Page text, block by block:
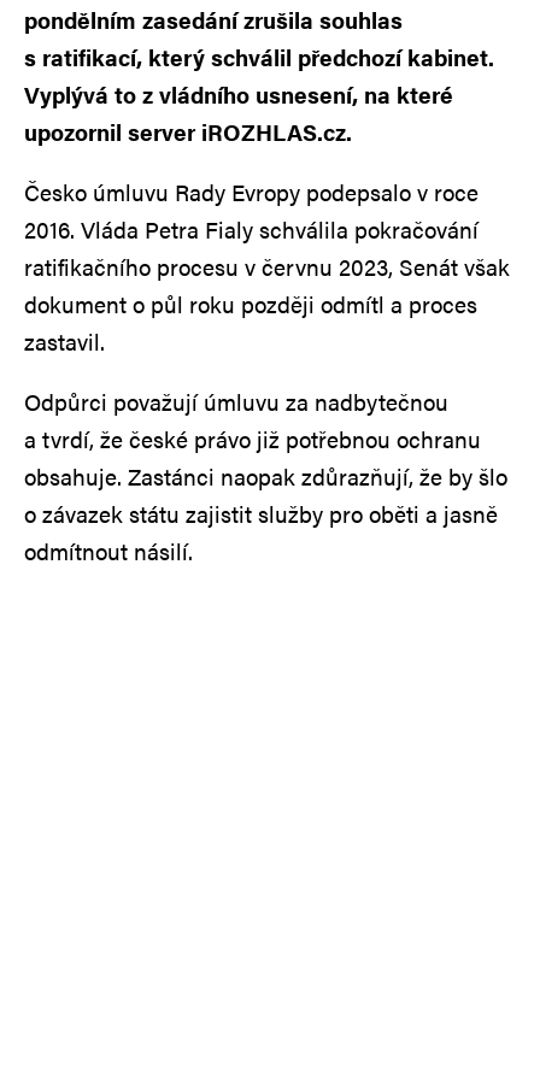
pondělním zasedání zrušila souhlas
s ratifikací, který schválil předchozí kabinet.
Vyplývá to z vládního usnesení, na které
upozornil server iROZHLAS.cz.
Česko úmluvu Rady Evropy podepsalo v roce
2016. Vláda Petra Fialy schválila pokračování
ratifikačního procesu v červnu 2023, Senát však
dokument o půl roku později odmítl a proces
zastavil.
Odpůrci považují úmluvu za nadbytečnou
a tvrdí, že české právo již potřebnou ochranu
obsahuje. Zastánci naopak zdůrazňují, že by šlo
o závazek státu zajistit služby pro oběti a jasně
odmítnout násilí.